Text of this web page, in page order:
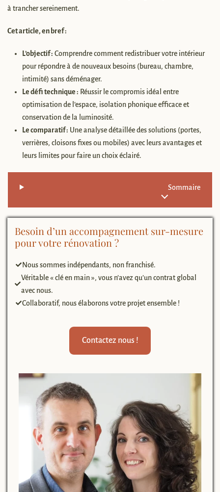
à trancher sereinement.
Cet article, en bref :
L’objectif : Comprendre comment redistribuer votre intérieur
pour répondre à de nouveaux besoins (bureau, chambre,
intimité) sans déménager.
Le défi technique : Réussir le compromis idéal entre
optimisation de l’espace, isolation phonique efficace et
conservation de la luminosité.
Le comparatif : Une analyse détaillée des solutions (portes,
verrières, cloisons fixes ou mobiles) avec leurs avantages et
leurs limites pour faire un choix éclairé.
Sommaire
Besoin d’un accompagnement sur-mesure
pour votre rénovation ?
Nous sommes indépendants, non franchisé.
Véritable « clé en main », vous n’avez qu’un contrat global
avec nous.
Collaboratif, nous élaborons votre projet ensemble !
Contactez nous !